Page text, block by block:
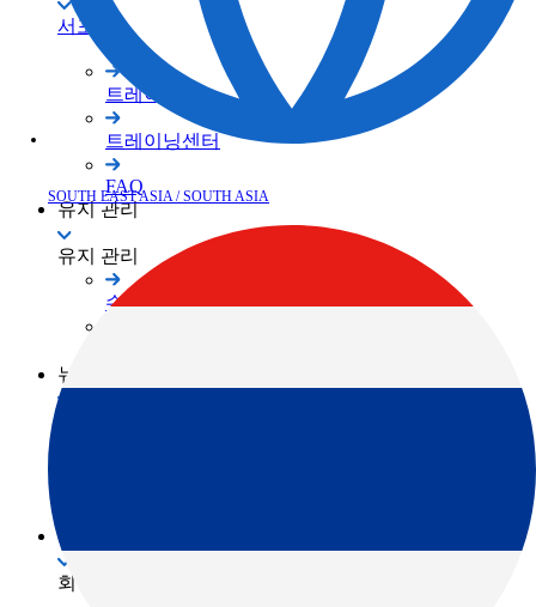
서포트
트레이닝
트레이닝센터
FAQ
유지 관리
유지 관리
수리/유지보수
뉴스
회원 사이트
회원 사이트
SOUTH EAST ASIA / SOUTH ASIA